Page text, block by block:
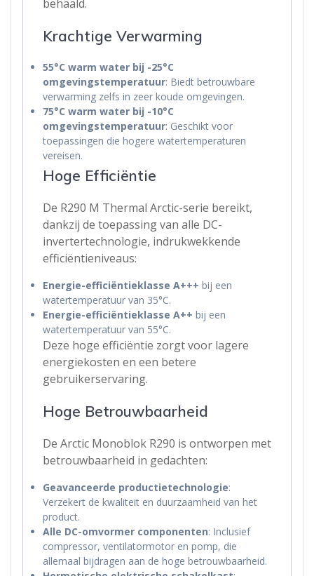
behaald.
Krachtige Verwarming
55°C warm water bij -25°C
omgevingstemperatuur: Biedt betrouwbare
verwarming zelfs in zeer koude omgevingen.
75°C warm water bij -10°C
omgevingstemperatuur: Geschikt voor
toepassingen die hogere watertemperaturen
vereisen.
Hoge Efficiëntie
De R290 M Thermal Arctic-serie bereikt,
dankzij de toepassing van alle DC-
invertertechnologie, indrukwekkende
efficiëntieniveaus:
Energie-efficiëntieklasse A+++ bij een
watertemperatuur van 35°C.
Energie-efficiëntieklasse A++ bij een
watertemperatuur van 55°C.
Deze hoge efficiëntie zorgt voor lagere
energiekosten en een betere
gebruikerservaring.
Hoge Betrouwbaarheid
De Arctic Monoblok R290 is ontworpen met
betrouwbaarheid in gedachten:
Geavanceerde productietechnologie:
Verzekert de kwaliteit en duurzaamheid van het
product.
Alle DC-omvormer componenten: Inclusief
compressor, ventilatormotor en pomp, die
allemaal bijdragen aan de hoge betrouwbaarheid.